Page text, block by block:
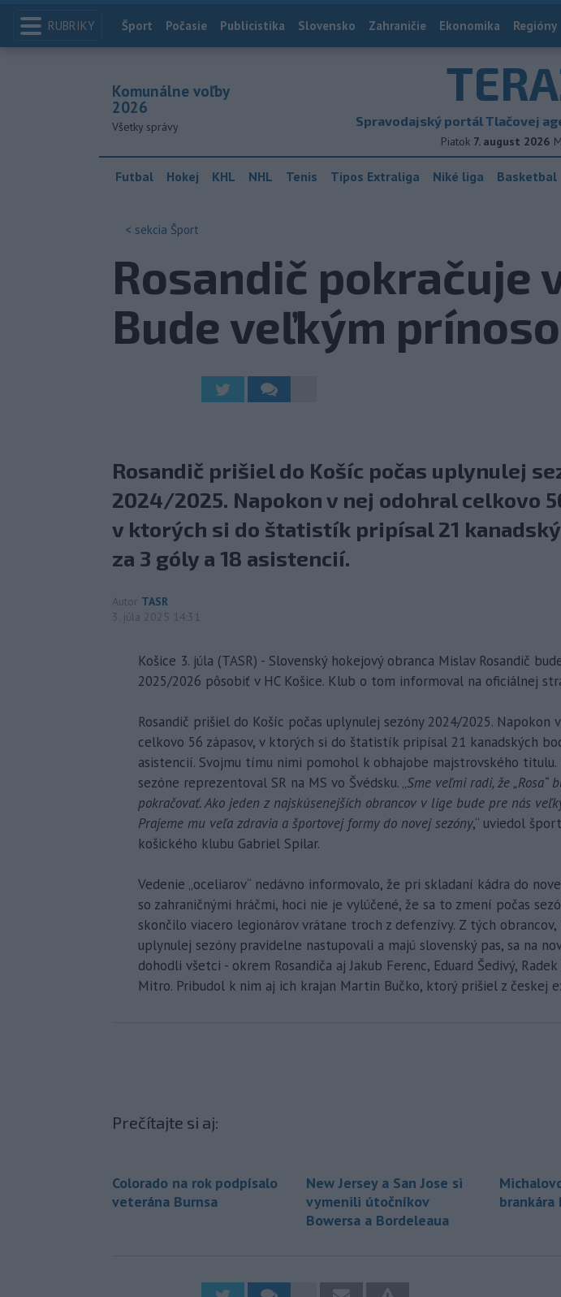
RUBRIKY Index
Šport Počasie Publicistika Slovensko Zahraničie Ekonomika Regióny
Spravodajský portál Tlačovej
Piatok 7. august 2026
Komunálne voľby
2026
Všetky správy
Futbal Hokej KHL NHL Tenis Tipos Extraliga Niké liga Basketbal
< sekcia Šport
Rosandič pokračuje
Bude veľkým
Rosandič prišiel do Košíc počas uplynulej
2024/2025. Napokon v nej odohral celkovo
v ktorých si do štatistík pripísal 21
za 3 góly a 18 asistencií.
Autor TASR
3. júla 2025 14:31
Košice 3. júla (TASR) - Slovenský hokejový obranca Mislav Rosandič
2025/2026 pôsobiť v HC Košice. Klub o tom informoval na oficiálnej
Rosandič prišiel do Košíc počas uplynulej sezóny 2024/2025. Napokon
celkovo 56 zápasov, v ktorých si do štatistík pripísal 21 kanadských
asistencií. Svojmu tímu nimi pomohol k obhajobe majstrovského titulu.
sezóne reprezentoval SR na MS vo Švédsku. „Sme veľmi radi, že „Rosa“
pokračovať. Ako jeden z najskúsenejších obrancov v lige bude pre nás
Prajeme mu veľa zdravia a športovej formy do novej sezóny,“ uviedol
košického klubu Gabriel Spilar.
Vedenie „oceliarov“ nedávno informovalo, že pri skladaní kádra do
so zahraničnými hráčmi, hoci nie je vylúčené, že sa to zmení počas
skončilo viacero legionárov vrátane troch z defenzívy. Z tých
uplynulej sezóny pravidelne nastupovali a majú slovenský pas, sa na
dohodli všetci - okrem Rosandiča aj Jakub Ferenc, Eduard Šedivý,
Mitro. Pribudol k nim aj ich krajan Martin Bučko, ktorý prišiel z českej
Prečítajte si aj:
Colorado na rok podpísalo
veterána Burnsa
New Jersey a San Jose si
vymenili útočníkov
Bowersa a Bordeleaua
brankára